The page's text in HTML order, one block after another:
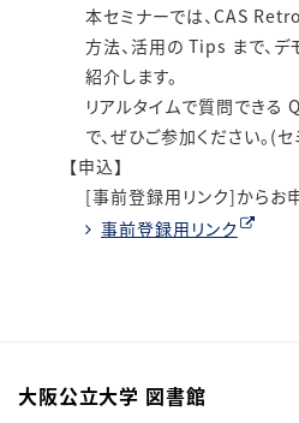
本セミナーでは、CAS
方法、活用の Tips まで、デ
紹介します。
リアルタイムで質問できる
で、ぜひご参加ください。(
【申込】
[事前登録用リンク]からお
事前登録用リンク
大阪公立大学 図書館